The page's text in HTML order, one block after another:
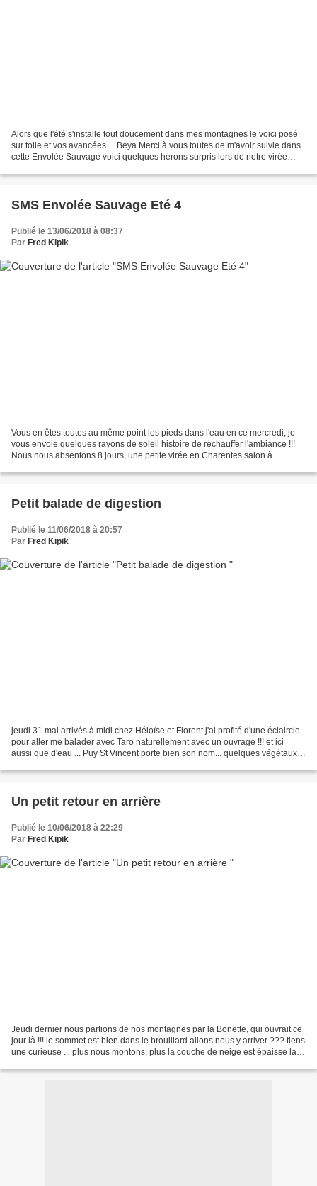
Alors que l'été s'installe tout doucement dans mes montagnes le voici posé
sur toile et vos avancées ... Beya Merci à vous toutes de m'avoir suivie dans
cette Envolée Sauvage voici quelques hérons surpris lors de notre virée
SMS Envolée Sauvage Eté 4
Publié le 13/06/2018 à 08:37
Par Fred Kipik
Vous en êtes toutes au même point les pieds dans l'eau en ce mercredi, je
vous envoie quelques rayons de soleil histoire de réchauffer l'ambiance !!!
Nous nous absentons 8 jours, une petite virée en Charentes salon à
Petit balade de digestion
Publié le 11/06/2018 à 20:57
Par Fred Kipik
jeudi 31 mai arrivés à midi chez Héloïse et Florent j'ai profité d'une éclaircie
pour aller me balader avec Taro naturellement avec un ouvrage !!! et ici
aussi que d'eau ... Puy St Vincent porte bien son nom... quelques végétaux
Un petit retour en arrière
Publié le 10/06/2018 à 22:29
Par Fred Kipik
Jeudi dernier nous partions de nos montagnes par la Bonette, qui ouvrait ce
jour là !!! le sommet est bien dans le brouillard allons nous y arriver ??? tiens
une curieuse ... plus nous montons, plus la couche de neige est épaisse la